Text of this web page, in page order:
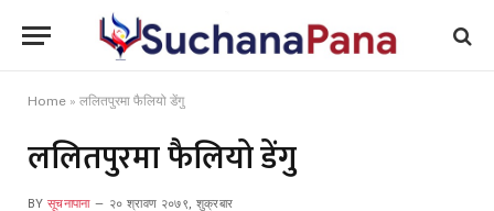
Home » ललितपुरमा फैलियो डेंगु
ललितपुरमा फैलियो डेंगु
BY सूचनापाना २० श्रावण २०७९, शुक्रबार